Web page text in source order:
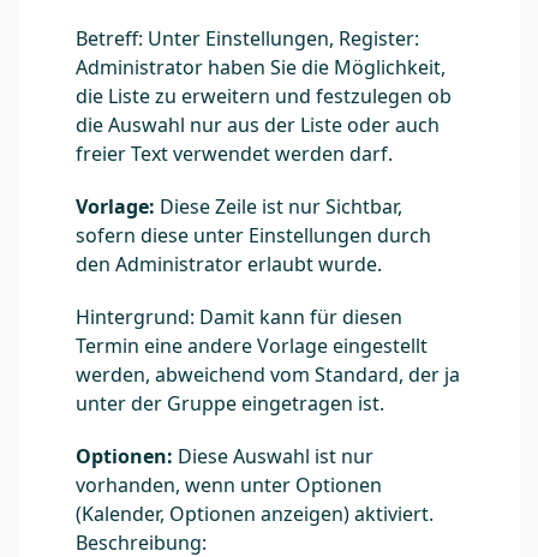
Betreff: Unter Einstellungen, Register:
Administrator haben Sie die Möglichkeit,
die Liste zu erweitern und festzulegen ob
die Auswahl nur aus der Liste oder auch
freier Text verwendet werden darf.
Vorlage: Diese Zeile ist nur Sichtbar,
sofern diese unter Einstellungen durch
den Administrator erlaubt wurde.
Hintergrund: Damit kann für diesen
Termin eine andere Vorlage eingestellt
werden, abweichend vom Standard, der ja
unter der Gruppe eingetragen ist.
Optionen: Diese Auswahl ist nur
vorhanden, wenn unter Optionen
(Kalender, Optionen anzeigen) aktiviert.
Beschreibung: